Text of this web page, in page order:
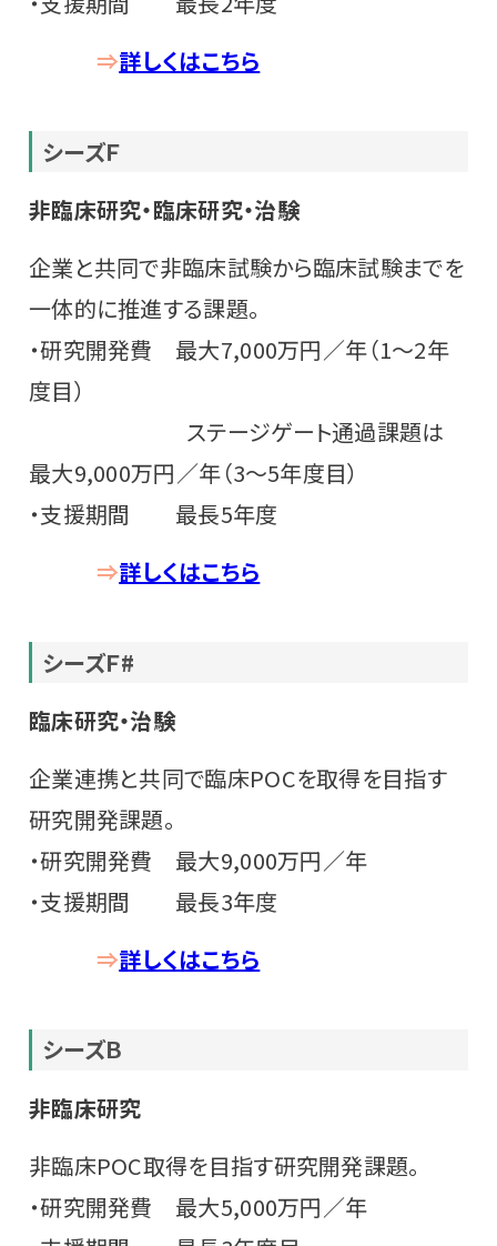
⇒詳しくはこちら
シーズＦ
非臨床研究・臨床研究・治験
企業と共同で非臨床試験から臨床試験までを
一体的に推進する課題。
・研究開発費 最大7,000万円／年（1～2年
度目）
ステージゲート通過課題は
最大9,000万円／年（3～5年度目）
・支援期間 最長5年度
⇒詳しくはこちら
シーズＦ#
臨床研究・治験
企業連携と共同で臨床POCを取得を目指す
研究開発課題。
・研究開発費 最大9,000万円／年
・支援期間 最長3年度
⇒詳しくはこちら
シーズＢ
非臨床研究
非臨床POC取得を目指す研究開発課題。
・研究開発費 最大5,000万円／年